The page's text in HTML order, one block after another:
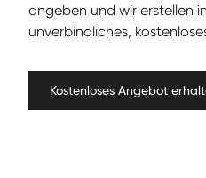
angeben und wir erstellen
unverbindliches,
Kostenloses Angebot